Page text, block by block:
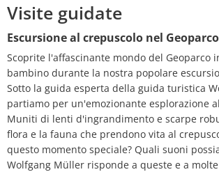
Strutture
Eventi
Visite guidate
Biblioteche
Ospite
Affitto e leasing
Fornitura
Promozione dello
Piano d'azione sul
Visite
guidate
Visite guidate
Escursione al crepuscolo nel
Scoprite l'affascinante mondo del Geoparco
bambino durante la nostra popolare
Sotto la guida esperta della guida turistica
partiamo per un'emozionante esplorazione
Muniti di lenti d'ingrandimento e scarpe
flora e la fauna che prendono vita al
questo momento speciale? Quali suoni
Wolfgang Müller risponde a queste e a